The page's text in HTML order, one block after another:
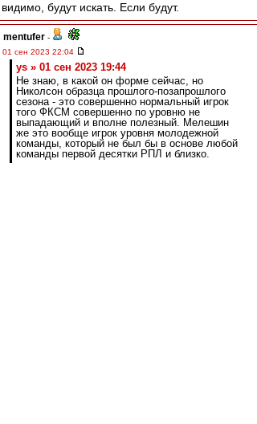
видимо, будут искать. Если будут.
mentufer -
01 сен 2023 22:04
ys » 01 сен 2023 19:44
Не знаю, в какой он форме сейчас, но
Николсон образца прошлого-позапрошлого
сезона - это совершенно нормальный игрок
того ФКСМ совершенно по уровню не
выпадающий и вполне полезный. Мелешин
же это вообще игрок уровня молодежной
команды, который не был бы в основе любой
команды первой десятки РПЛ и близко.